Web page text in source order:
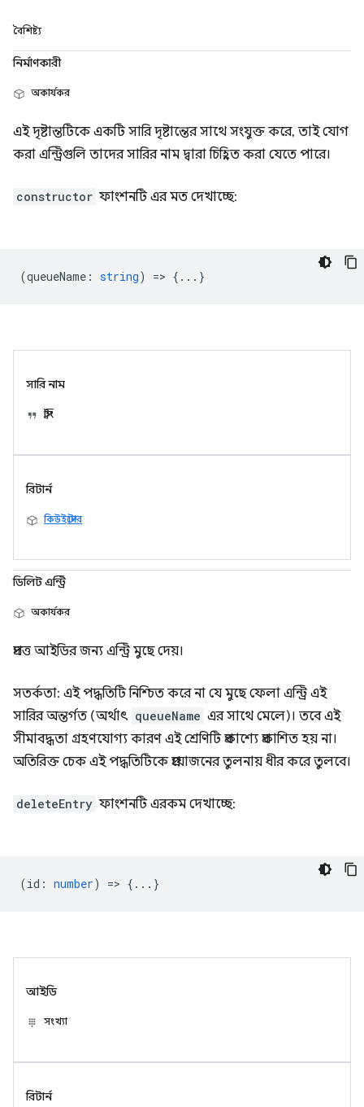
বৈশিষ্ট্য
নির্মাণকারী
অকার্যকর
এই দৃষ্টান্তটিকে একটি সারি দৃষ্টান্তের সাথে সংযুক্ত করে, তাই যোগ
করা এন্ট্রিগুলি তাদের সারির নাম দ্বারা চিহ্নিত করা যেতে পারে।
constructor ফাংশনটি এর মত দেখাচ্ছে:
(queueName : string) => {...}
সারি নাম
স্ট্রিং
রিটার্ন
কিউইস্টোর
ডিলিট এন্ট্রি
অকার্যকর
প্রদত্ত আইডির জন্য এন্ট্রি মুছে দেয়।
সতর্কতা: এই পদ্ধতিটি নিশ্চিত করে না যে মুছে ফেলা এন্ট্রি এই
সারির অন্তর্গত (অর্থাৎ queueName এর সাথে মেলে)। তবে এই
সীমাবদ্ধতা গ্রহণযোগ্য কারণ এই শ্রেণিটি প্রকাশ্যে প্রকাশিত হয় না।
অতিরিক্ত চেক এই পদ্ধতিটিকে প্রয়োজনের তুলনায় ধীর করে তুলবে।
deleteEntry ফাংশনটি এরকম দেখাচ্ছে:
(id : number) => {...}
আইডি
সংখ্যা
রিটার্ন